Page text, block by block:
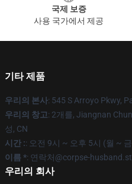
국제 보증
사용 국가에서 제공
기타 제품
우리의 본사: 545 S Arroyo Pkwy,
우리의 창고: 2개를, Jiangnan
성, CN
시간 :: 오전 9시 ~ 오후 5시 (월 ~
이름 *: 연락처@corpse-
우리의 회사